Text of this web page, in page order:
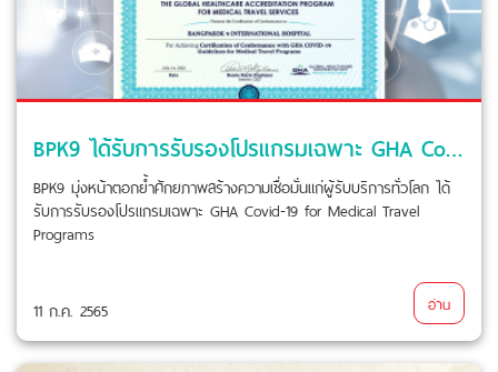
BPK9 ได้รับการรับรองโปรแกรมเฉพาะ GHA Covid-19 for Medical Travel Programs
BPK9 มุ่งหน้าตอกย้ำศักยภาพสร้างความเชื่อมั่นแก่ผู้รับบริการทั่วโลก ได้
รับการรับรองโปรแกรมเฉพาะ GHA Covid-19 for Medical Travel
Programs
11 ก.ค. 2565 อ่าน